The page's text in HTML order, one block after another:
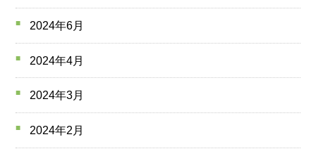
2024年6月
2024年4月
2024年3月
2024年2月